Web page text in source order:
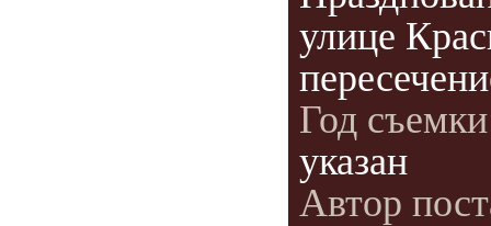
улице
Год
указан
Автор